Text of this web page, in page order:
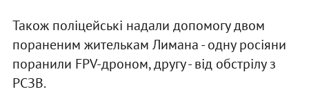
Також поліцейські надали допомогу двом
пораненим жителькам Лимана - одну росіяни
поранили FPV-дроном, другу - від обстрілу з
РСЗВ.